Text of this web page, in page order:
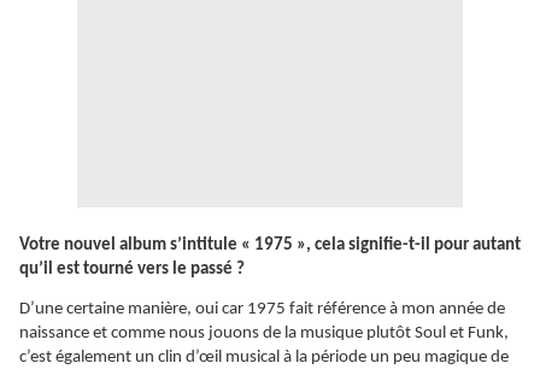
Votre nouvel album s’intitule « 1975 », cela signifie-t-il pour autant
qu’il est tourné vers le passé ?
D’une certaine manière, oui car 1975 fait référence à mon année de
naissance et comme nous jouons de la musique plutôt Soul et Funk,
c’est également un clin d’œil musical à la période un peu magique de